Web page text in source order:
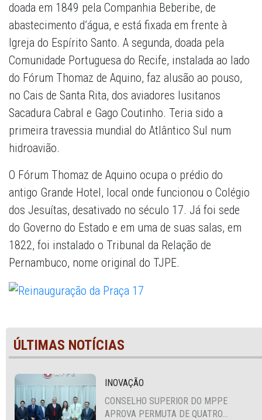
doada em 1849 pela Companhia Beberibe, de
abastecimento d’água, e está fixada em frente à
Igreja do Espírito Santo. A segunda, doada pela
Comunidade Portuguesa do Recife, instalada ao lado
do Fórum Thomaz de Aquino, faz alusão ao pouso,
no Cais de Santa Rita, dos aviadores lusitanos
Sacadura Cabral e Gago Coutinho. Teria sido a
primeira travessia mundial do Atlântico Sul num
hidroavião.
O Fórum Thomaz de Aquino ocupa o prédio do
antigo Grande Hotel, local onde funcionou o Colégio
dos Jesuítas, desativado no século 17. Já foi sede
do Governo do Estado e em uma de suas salas, em
1822, foi instalado o Tribunal da Relação de
Pernambuco, nome original do TJPE.
ÚLTIMAS NOTÍCIAS
INOVAÇÃO
CONSELHO SUPERIOR DO MPPE
APROVA PERMUTA DE QUATRO